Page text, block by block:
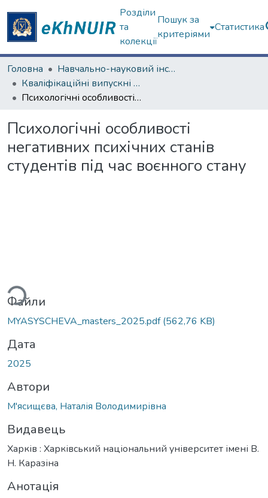
Розділи
та
колекції
Пошук за
критеріями
Статистика
Головна
Навчально-науковий інститут «Українська інженерно-педагогічна академія»
Кваліфікаційні випускні роботи магістрів. Навчально-науковий інститут «Українська інженерно-педагогічна академія»
Психологічні особливості негативних психічних станів студентів під час воєнного стану
Психологічні особливості
негативних психічних станів
студентів під час воєнного стану
Файли
MYASYSCHEVA_masters_2025.pdf(562,76 KB)
Дата
2025
Автори
М'ясищєва, Наталія Володимирівна
Видавець
Харків : Харківський національний університет імені В.
Н. Каразіна
Анотація